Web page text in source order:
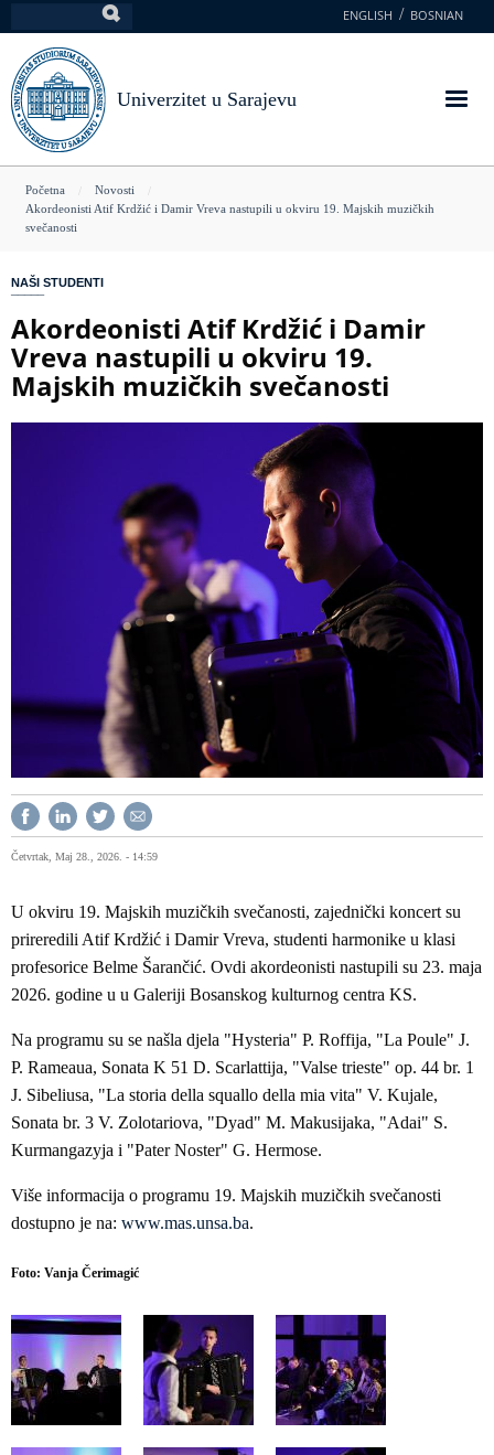
na
glavni
sadržaj
ENGLISH BOSNIAN
Univerzitet u Sarajevu
You
are
Početna
Novosti
Akordeonisti Atif Krdžić i Damir Vreva nastupili u okviru 19. Majskih muzičkih
svečanosti
NAŠI STUDENTI
Akordeonisti Atif Krdžić i Damir
Vreva nastupili u okviru 19.
Majskih muzičkih svečanosti
Četvrtak, Maj 28., 2026. - 14:59
U okviru 19. Majskih muzičkih svečanosti, zajednički koncert su
prireredili Atif Krdžić i Damir Vreva, studenti harmonike u klasi
profesorice Belme Šarančić. Ovdi akordeonisti nastupili su 23. maja
2026. godine u u Galeriji Bosanskog kulturnog centra KS.
Na programu su se našla djela "Hysteria" P. Roffija, "La Poule" J.
P. Rameaua, Sonata K 51 D. Scarlattija, "Valse trieste" op. 44 br. 1
J. Sibeliusa, "La storia della squallo della mia vita" V. Kujale,
Sonata br. 3 V. Zolotariova, "Dyad" M. Makusijaka, "Adai" S.
Kurmangazyja i "Pater Noster" G. Hermose.
Više informacija o programu 19. Majskih muzičkih svečanosti
dostupno je na: www.mas.unsa.ba.
Foto: Vanja Čerimagić